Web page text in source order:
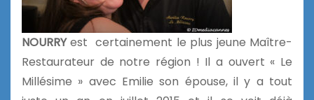
NOURRYest certainement le plus jeune Maître-
Restaurateur de notre région ! Il a ouvert « Le
Millésime » avec Emilie son épouse, il y a tout